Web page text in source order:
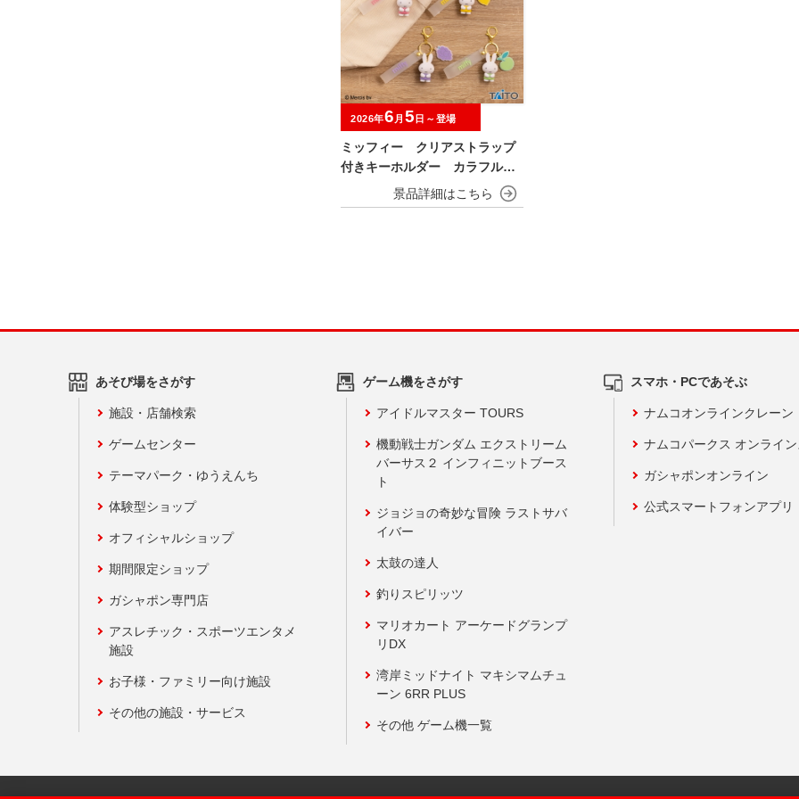
ミッフィー クリアストラップ
付きキーホルダー カラフルフ
ルーツver.
2026年6 月 5 日～登場
あそび場をさがす
施設・店舗検索
ゲームセンター
テーマパーク・ゆうえんち
体験型ショップ
オフィシャルショップ
期間限定ショップ
ガシャポン専門店
アスレチック・スポーツエンタメ
施設
お子様・ファミリー向け施設
その他の施設・サービス
ゲーム機をさがす
アイドルマスター TOURS
機動戦士ガンダム エクストリーム
バーサス２ インフィニットブース
ト
ジョジョの奇妙な冒険 ラストサバ
イバー
太鼓の達人
釣りスピリッツ
マリオカート アーケードグランプ
リDX
湾岸ミッドナイト マキシマムチュ
ーン 6RR PLUS
その他 ゲーム機一覧
スマホ・PCであそぶ
ナムコオンラインクレーン
ナムコパークス オンライ
ガシャポンオンライン
公式スマートフォンアプリ